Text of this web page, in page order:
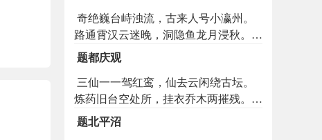
奇绝巍台峙浊流，古来人号小瀛州。
路通霄汉云迷晚，洞隐鱼龙月浸秋。举
手摘星河有浪，自天图画笔无钩。将军
题都庆观
三仙一一驾红鸾，仙去云闲绕古坛。
炼药旧台空处所，挂衣乔木两摧残。清
风岭接猿声近，白石溪涵水影寒。二十
题北平沼